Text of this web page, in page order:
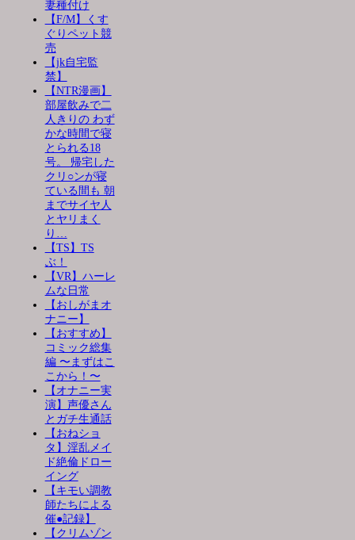
妻種付け
【F/M】くす
ぐりペット競
売
【jk自宅監
禁】
【NTR漫画】
部屋飲みで二
人きりの わず
かな時間で寝
とられる18
号。 帰宅した
クリ○ンが寝
ている間も 朝
までサイヤ人
とヤリまく
り…
【TS】TS
ぶ！
【VR】ハーレ
ムな日常
【おしがまオ
ナニー】
【おすすめ】
コミック総集
編 〜まずはこ
こから！〜
【オナニー実
演】声優さん
とガチ生通話
【おねショ
タ】淫乱メイ
ド絶倫ドロー
イング
【キモい調教
師たちによる
催●記録】
【クリムゾン